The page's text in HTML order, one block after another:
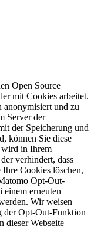
Open Source
mit Cookies arbeitet.
anonymisiert und zu
Server der
der Speicherung und
können Sie diese
wird in Ihrem
verhindert, dass
Cookies löschen,
Opt-Out-
erneuten
Wir weisen
der Opt-Out-Funktion
dieser Webseite